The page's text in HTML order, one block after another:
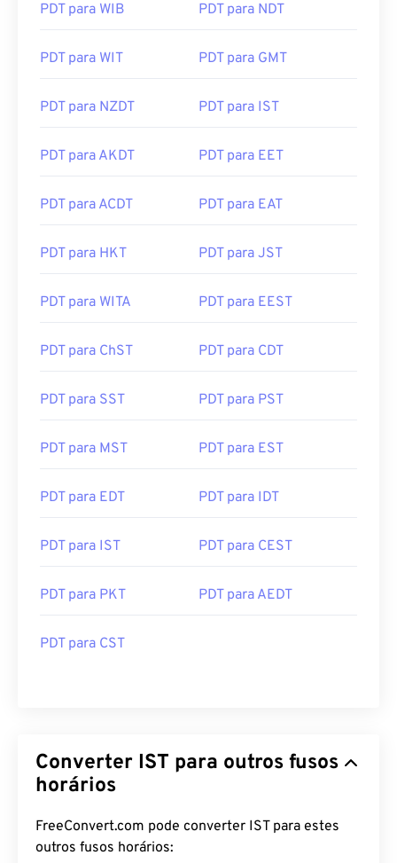
PDT para WIB PDT para NDT
PDT para WIT PDT para GMT
PDT para NZDT PDT para IST
PDT para AKDT PDT para EET
PDT para ACDT PDT para EAT
PDT para HKT PDT para JST
PDT para WITA PDT para EEST
PDT para ChST PDT para CDT
PDT para SST PDT para PST
PDT para MST PDT para EST
PDT para EDT PDT para IDT
PDT para IST PDT para CEST
PDT para PKT PDT para AEDT
PDT para CST
Converter IST para outros fusos
horários
FreeConvert.com pode converter IST para estes
outros fusos horários: